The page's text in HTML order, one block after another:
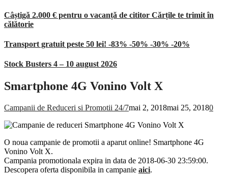
Câștigă 2.000 € pentru o vacanță de cititor Cărțile te trimit în
călătorie
Transport gratuit peste 50 lei! -83% -50% -30% -20%
Stock Busters 4 – 10 august 2026
Smartphone 4G Vonino Volt X
Campanii de Reduceri si Promotii 24/7mai 2, 2018mai 25, 20180
O noua campanie de promotii a aparut online! Smartphone 4G
Vonino Volt X.
Campania promotionala expira in data de 2018-06-30 23:59:00.
Descopera oferta disponibila in campanie aici.